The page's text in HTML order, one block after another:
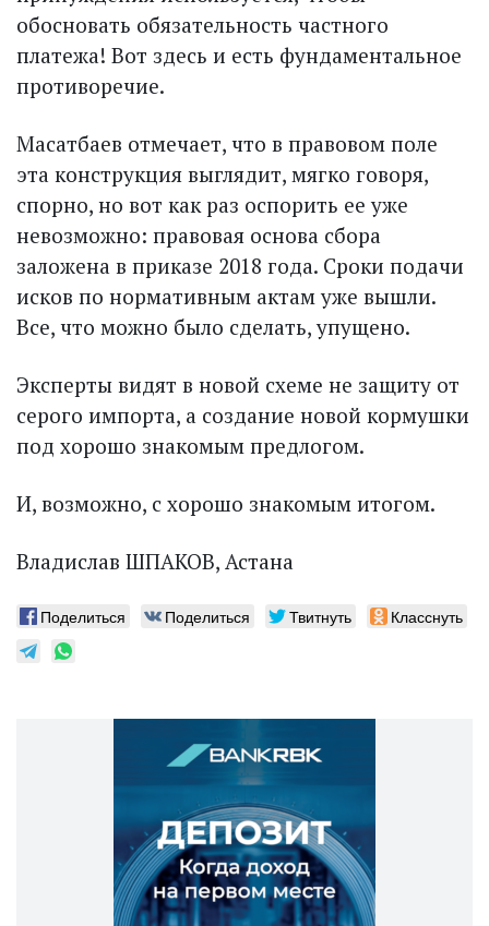
обосновать обязательность частного
платежа! Вот здесь и есть фундаментальное
противоречие.
Масатбаев отмечает, что в правовом поле
эта конструкция выглядит, мягко говоря,
спорно, но вот как раз оспорить ее уже
невозможно: правовая основа сбора
заложена в приказе 2018 года. Сроки подачи
исков по нормативным актам уже вышли.
Все, что можно было сделать, упущено.
Эксперты видят в новой схеме не защиту от
серого импорта, а создание новой кормушки
под хорошо знакомым предлогом.
И, возможно, с хорошо знакомым итогом.
Владислав ШПАКОВ, Астана
Поделиться Поделиться Твитнуть Класснуть